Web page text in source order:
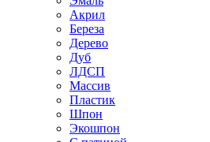
Акрил
Береза
Дерево
Дуб
ЛДСП
Массив
Пластик
Шпон
Экошпон